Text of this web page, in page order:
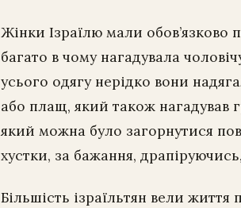
Жінки Ізраїлю мали обов’язково
багато в чому нагадувала
усього одягу нерідко вони
або плащ, який також нагадував
який можна було загорнутися
хустки, за бажання,
Більшість ізраїльтян вели